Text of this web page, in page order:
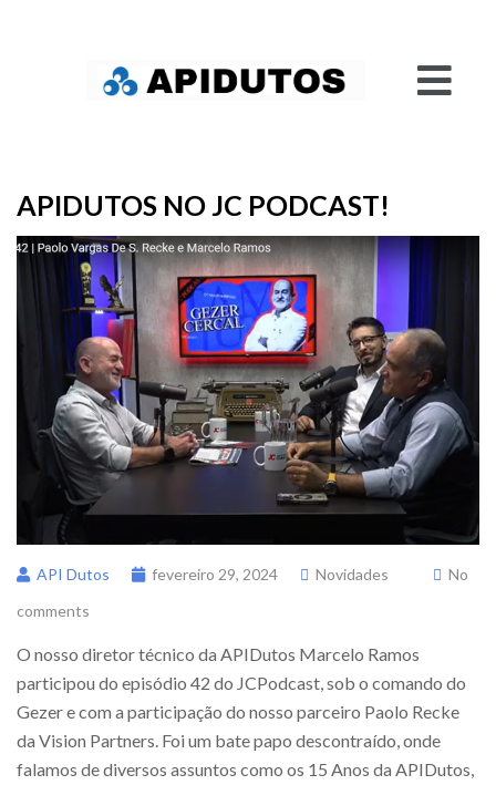
APIDUTOS NO JC PODCAST!
API Dutos fevereiro 29, 2024 Novidades
No
comments
O nosso diretor técnico da APIDutos Marcelo Ramos
participou do episódio 42 do JCPodcast, sob o comando do
Gezer e com a participação do nosso parceiro Paolo Recke
da Vision Partners. Foi um bate papo descontraído, onde
falamos de diversos assuntos como os 15 Anos da APIDutos,